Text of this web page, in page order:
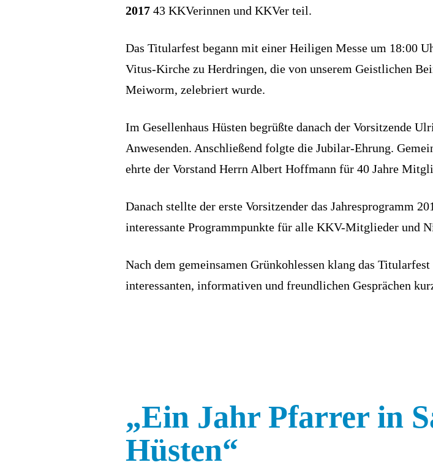
2017 43 KKVerinnen und KKVer teil.
Das Titularfest begann mit einer Heiligen Messe um 18:00
Vitus-Kirche zu Herdringen, die von unserem Geistlichen
Meiworm, zelebriert wurde.
Im Gesellenhaus Hüsten begrüßte danach der Vorsitzende
Anwesenden. Anschließend folgte die Jubilar-Ehrung.
ehrte der Vorstand Herrn Albert Hoffmann für 40 Jahre
Danach stellte der erste Vorsitzender das Jahresprogramm
interessante Programmpunkte für alle KKV-Mitglieder und
Nach dem gemeinsamen Grünkohlessen klang das
interessanten, informativen und freundlichen Gesprächen
„Ein Jahr Pfarrer in
Hüsten“